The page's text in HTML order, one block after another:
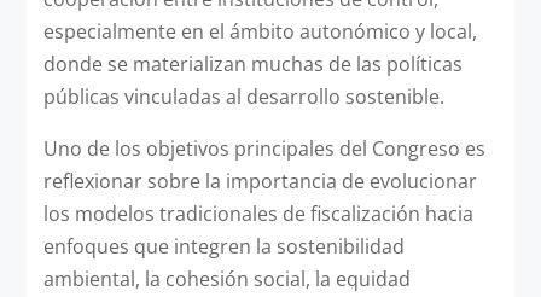
especialmente en el ámbito autonómico y local,
donde se materializan muchas de las políticas
públicas vinculadas al desarrollo sostenible.
Uno de los objetivos principales del Congreso es
reflexionar sobre la importancia de evolucionar
los modelos tradicionales de fiscalización hacia
enfoques que integren la sostenibilidad
ambiental, la cohesión social, la equidad